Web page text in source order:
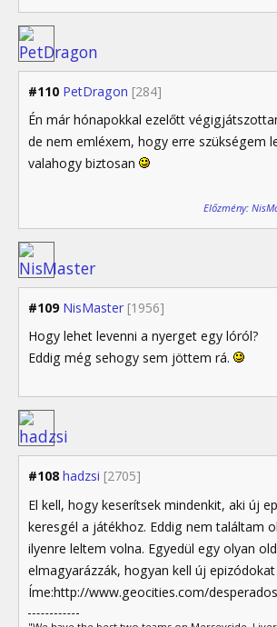
#110 PetDragon [284]
Én már hónapokkal ezelőtt
de nem emléxem, hogy erre szükségem
valahogy biztosan
Előzmény:
#109 NisMaster [1956]
Hogy lehet levenni a nyerget egy lóról?
Eddig még sehogy sem jöttem rá.
#108 hadzsi [2705]
El kell, hogy keserítsek mindenkit, aki új
keresgél a játékhoz. Eddig nem találtam
ilyenre leltem volna. Egyedül egy olyan
elmagyarázzák, hogyan kell új epizódokat
Íme:http://www.geocities.com/